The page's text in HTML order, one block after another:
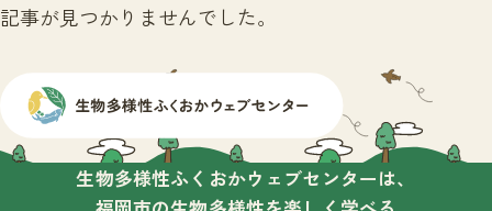
記事が見つかりませんでした。
生物多様性ふくおかウェブセンターは、